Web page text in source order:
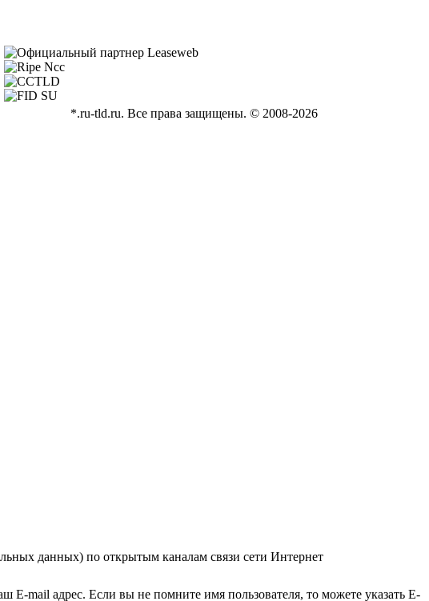
*.ru-tld.ru. Все права защищены. © 2008-2026
данных) по открытым каналам связи сети Интернет
E-mail адрес. Если вы не помните имя пользователя, то можете указать E-